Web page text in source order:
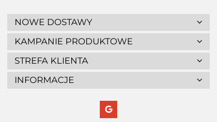
NOWE DOSTAWY
KAMPANIE PRODUKTOWE
STREFA KLIENTA
INFORMACJE